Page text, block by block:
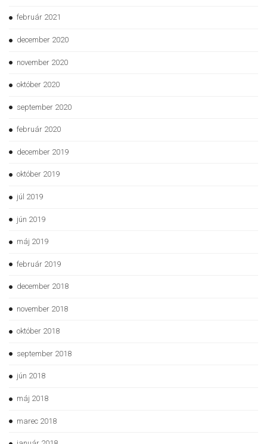
február 2021
december 2020
november 2020
október 2020
september 2020
február 2020
december 2019
október 2019
júl 2019
jún 2019
máj 2019
február 2019
december 2018
november 2018
október 2018
september 2018
jún 2018
máj 2018
marec 2018